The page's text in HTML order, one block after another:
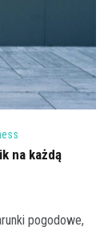
na każdą
pogodowe,